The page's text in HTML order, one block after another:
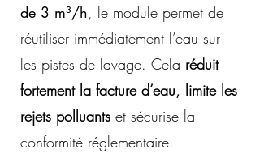
de 3 m³/h, le module permet de
réutiliser immédiatement l’eau sur
les pistes de lavage. Cela réduit
fortement la facture d’eau, limite les
rejets polluants et sécurise la
conformité réglementaire.